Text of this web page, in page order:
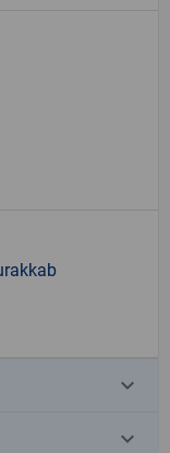
keyboard_arrow_down
keyboard_arrow_down